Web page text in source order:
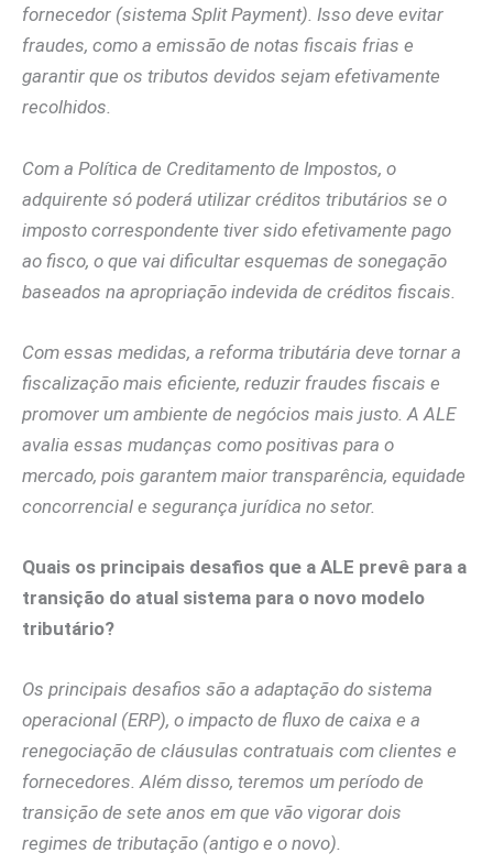
fornecedor (sistema Split Payment). Isso deve evitar
fraudes, como a emissão de notas fiscais frias e
garantir que os tributos devidos sejam efetivamente
recolhidos.
Com a Política de Creditamento de Impostos, o
adquirente só poderá utilizar créditos tributários se o
imposto correspondente tiver sido efetivamente pago
ao fisco, o que vai dificultar esquemas de sonegação
baseados na apropriação indevida de créditos fiscais.
Com essas medidas, a reforma tributária deve tornar a
fiscalização mais eficiente, reduzir fraudes fiscais e
promover um ambiente de negócios mais justo. A ALE
avalia essas mudanças como positivas para o
mercado, pois garantem maior transparência, equidade
concorrencial e segurança jurídica no setor.
Quais os principais desafios que a ALE prevê para a
transição do atual sistema para o novo modelo
tributário?
Os principais desafios são a adaptação do sistema
operacional (ERP), o impacto de fluxo de caixa e a
renegociação de cláusulas contratuais com clientes e
fornecedores. Além disso, teremos um período de
transição de sete anos em que vão vigorar dois
regimes de tributação (antigo e o novo).